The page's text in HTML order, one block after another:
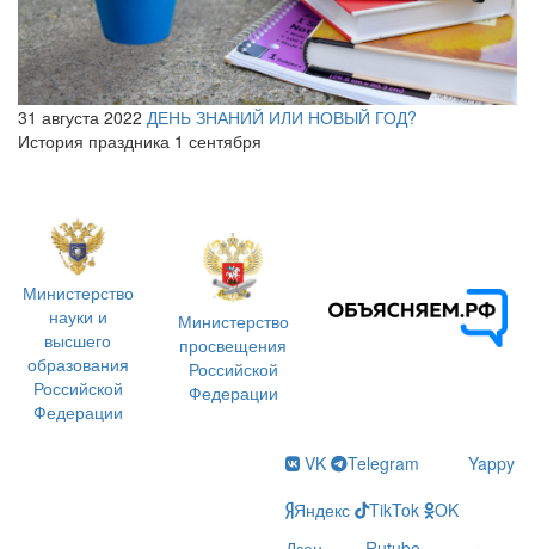
31 августа 2022 ДЕНЬ ЗНАНИЙ ИЛИ НОВЫЙ ГОД?
История праздника 1 сентября
Министерство
науки и
высшего
образования
Российской
Федерации
Министерство
просвещения
Российской
Федерации
VK Telegram
Yappy
Яндекс
TikTok
OK